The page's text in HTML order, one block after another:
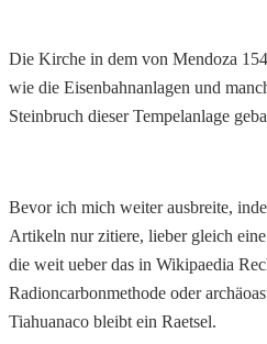
Die Kirche in dem von Mendoza
wie die Eisenbahnanlagen und
Steinbruch dieser Tempelanlage
Bevor ich mich weiter ausbreite,
Artikeln nur zitiere, lieber gleich eine
die weit ueber das in Wikipaedia
Radioncarbonmethode oder
Tiahuanaco bleibt ein Raetsel.